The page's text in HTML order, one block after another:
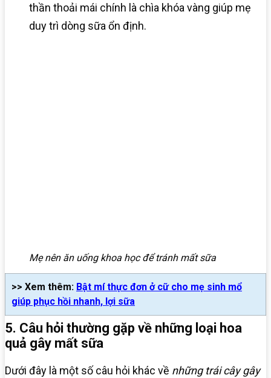
thần thoải mái chính là chìa khóa vàng giúp mẹ
duy trì dòng sữa ổn định.
Mẹ nên ăn uống khoa học để tránh mất sữa
>> Xem thêm: Bật mí thực đơn ở cữ cho mẹ sinh mổ
giúp phục hồi nhanh, lợi sữa
5. Câu hỏi thường gặp về những loại hoa
quả gây mất sữa
Dưới đây là một số câu hỏi khác về những trái cây gây